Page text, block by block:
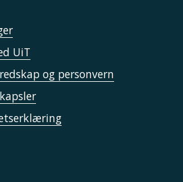
UiT
og personvern